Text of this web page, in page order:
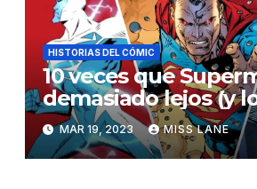
HISTORIAS DEL CÓMIC
10 veces que
demasiado lejos (y
odiaron)
MAR 19, 2023 MISS LANE